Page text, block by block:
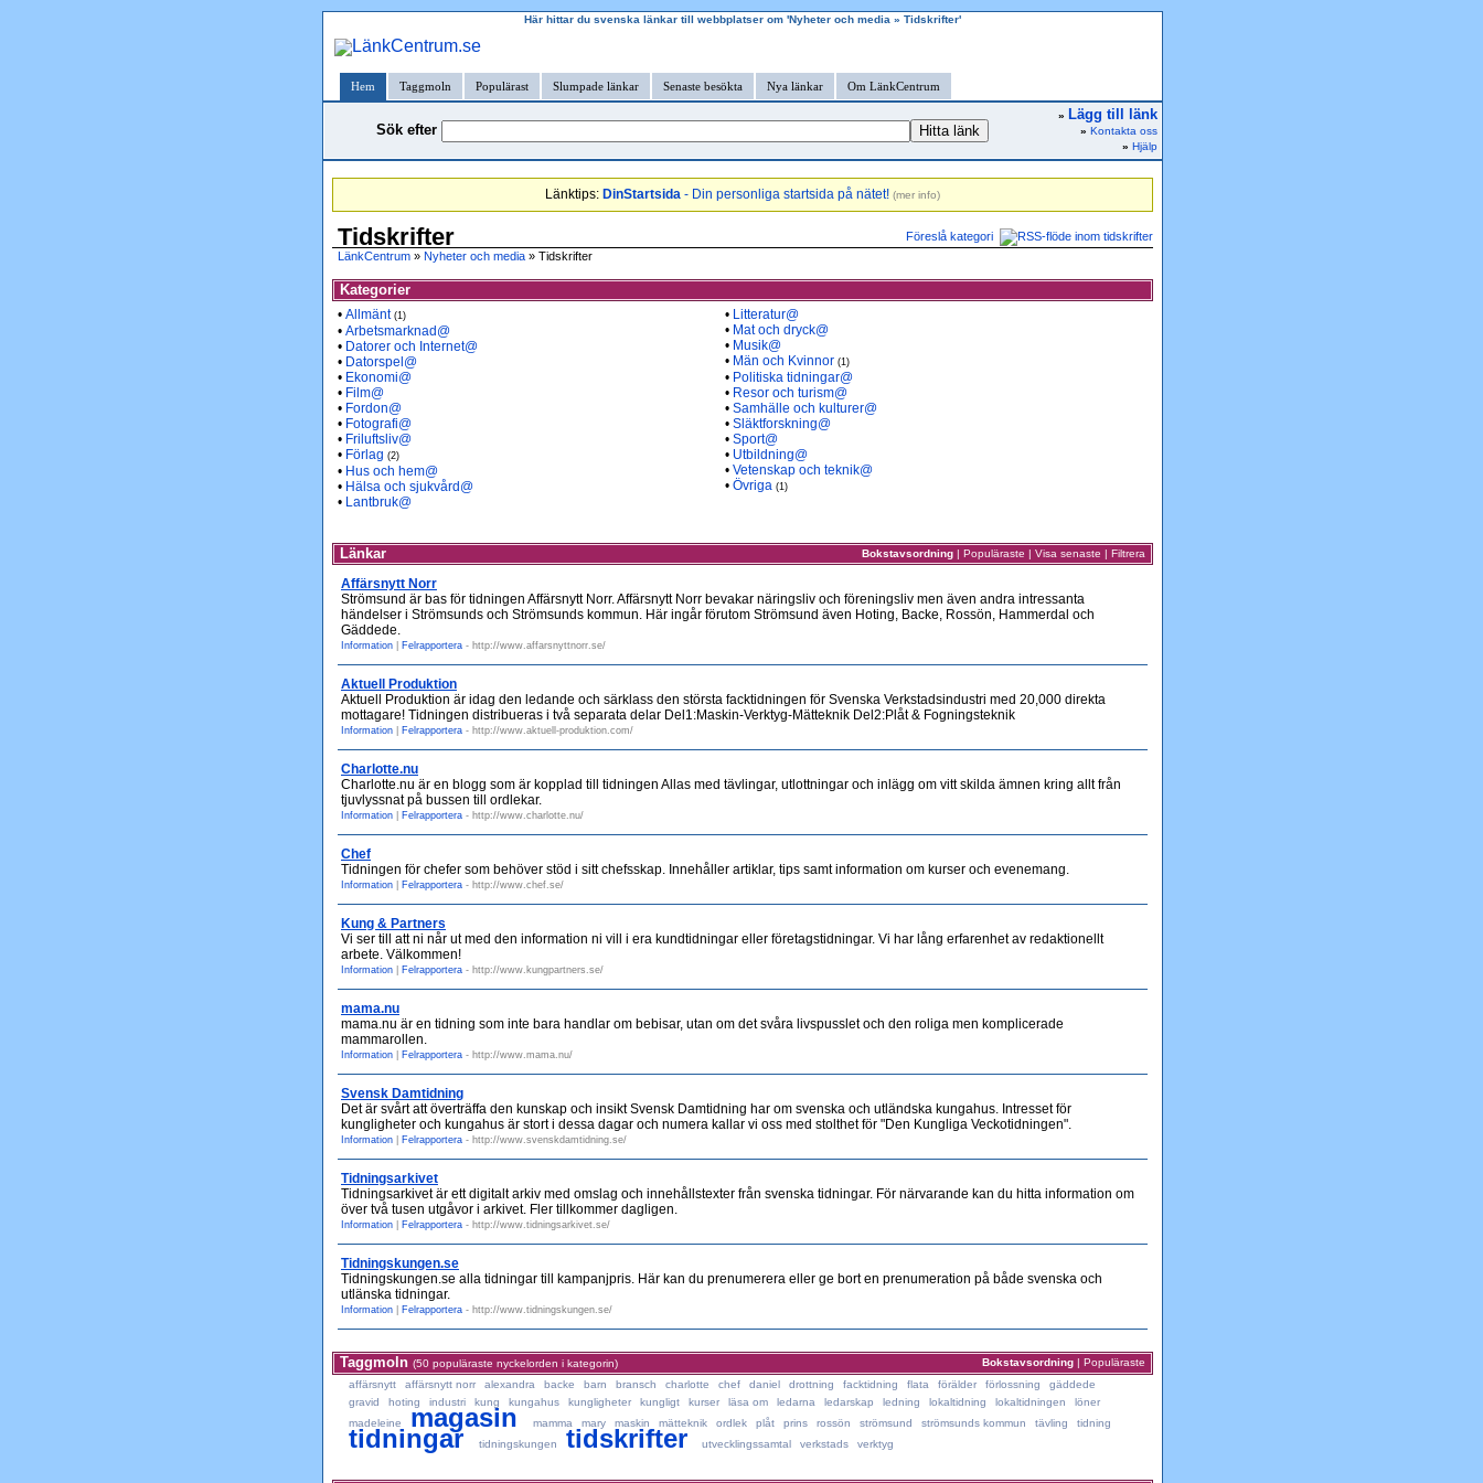
Här hittar du svenska länkar till webbplatser om 'Nyheter och media » Tidskrifter'
Hem Taggmoln Populärast Slumpade länkar Senaste besökta Nya länkar Om LänkCentrum
Sök efter
» Lägg till länk
» Kontakta oss
» Hjälp
Länktips: DinStartsida - Din personliga startsida på nätet! (mer info)
Tidskrifter
Föreslå kategori
LänkCentrum » Nyheter och media » Tidskrifter
Kategorier
• Allmänt (1)
• Arbetsmarknad@
• Datorer och Internet@
• Datorspel@
• Ekonomi@
• Film@
• Fordon@
• Fotografi@
• Friluftsliv@
• Förlag (2)
• Hus och hem@
• Hälsa och sjukvård@
• Lantbruk@
• Litteratur@
• Mat och dryck@
• Musik@
• Män och Kvinnor (1)
• Politiska tidningar@
• Resor och turism@
• Samhälle och kulturer@
• Släktforskning@
• Sport@
• Utbildning@
• Vetenskap och teknik@
• Övriga (1)
Länkar Bokstavsordning | Populäraste | Visa senaste | Filtrera
Affärsnytt Norr
Strömsund är bas för tidningen Affärsnytt Norr. Affärsnytt Norr bevakar näringsliv och föreningsliv men även andra intressanta
händelser i Strömsunds och Strömsunds kommun. Här ingår förutom Strömsund även Hoting, Backe, Rossön, Hammerdal och
Gäddede.
Information Felrapportera - http://www.affarsnyttnorr.se/
Aktuell Produktion
Aktuell Produktion är idag den ledande och särklass den största facktidningen för Svenska Verkstadsindustri med 20,000 direkta
mottagare! Tidningen distribueras i två separata delar Del1:Maskin-Verktyg-Mätteknik Del2:Plåt & Fogningsteknik
Information Felrapportera - http://www.aktuell-produktion.com/
Charlotte.nu
Charlotte.nu är en blogg som är kopplad till tidningen Allas med tävlingar, utlottningar och inlägg om vitt skilda ämnen kring allt från
tjuvlyssnat på bussen till ordlekar.
Information Felrapportera - http://www.charlotte.nu/
Chef
Tidningen för chefer som behöver stöd i sitt chefsskap. Innehåller artiklar, tips samt information om kurser och evenemang.
Information Felrapportera - http://www.chef.se/
Kung & Partners
Vi ser till att ni når ut med den information ni vill i era kundtidningar eller företagstidningar. Vi har lång erfarenhet av redaktionellt
arbete. Välkommen!
Information Felrapportera - http://www.kungpartners.se/
mama.nu
mama.nu är en tidning som inte bara handlar om bebisar, utan om det svåra livspusslet och den roliga men komplicerade
mammarollen.
Information Felrapportera - http://www.mama.nu/
Svensk Damtidning
Det är svårt att överträffa den kunskap och insikt Svensk Damtidning har om svenska och utländska kungahus. Intresset för
kungligheter och kungahus är stort i dessa dagar och numera kallar vi oss med stolthet för "Den Kungliga Veckotidningen".
Information Felrapportera - http://www.svenskdamtidning.se/
Tidningsarkivet
Tidningsarkivet är ett digitalt arkiv med omslag och innehållstexter från svenska tidningar. För närvarande kan du hitta information om
över två tusen utgåvor i arkivet. Fler tillkommer dagligen.
Information Felrapportera - http://www.tidningsarkivet.se/
Tidningskungen.se
Tidningskungen.se alla tidningar till kampanjpris. Här kan du prenumerera eller ge bort en prenumeration på både svenska och
utlänska tidningar.
Information Felrapportera - http://www.tidningskungen.se/
Taggmoln (50 populäraste nyckelorden i kategorin) Bokstavsordning | Populäraste
affärsnytt
affärsnytt norr alexandra backe barn bransch charlotte chef daniel drottning facktidning flata förälder förlossning
gäddede
gravid
hoting industri kung kungahus kungligheter kungligt kurser läsa om ledarna ledarskap ledning lokaltidning lokaltidningen
löner
madeleine
magasin mamma mary maskin mätteknik ordlek plåt prins rossön strömsund strömsunds kommun tävling tidning
tidningar tidningskungen tidskrifter utvecklingssamtal verkstads verktyg